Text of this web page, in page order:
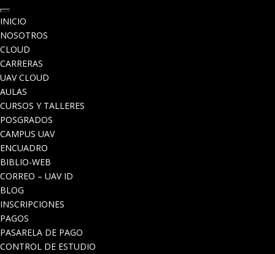
INICIO
NOSOTROS
CLOUD
CARRERAS
UAV CLOUD
AULAS
CURSOS Y TALLERES
POSGRADOS
CAMPUS UAV
ENCUADRO
BIBLIO-WEB
CORREO – UAV ID
BLOG
INSCRIPCIONES
PAGOS
PASARELA DE PAGO
CONTROL DE ESTUDIO